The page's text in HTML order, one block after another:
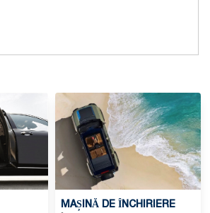
MAȘINĂ DE ÎNCHIRIERE